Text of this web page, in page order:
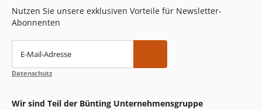
Nutzen Sie unsere exklusiven Vorteile für Newsletter-
Abonnenten
E-Mail-Adresse
Datenschutz
Wir sind Teil der Bünting Unternehmensgruppe